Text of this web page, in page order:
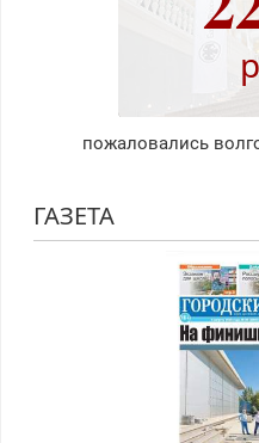
пожаловались
ГАЗЕТА